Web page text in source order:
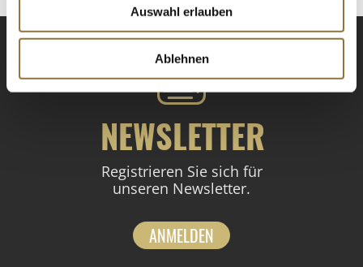
Auswahl erlauben
Ablehnen
NEWSLETTER
Registrieren Sie sich für
unseren Newsletter.
ANMELDEN